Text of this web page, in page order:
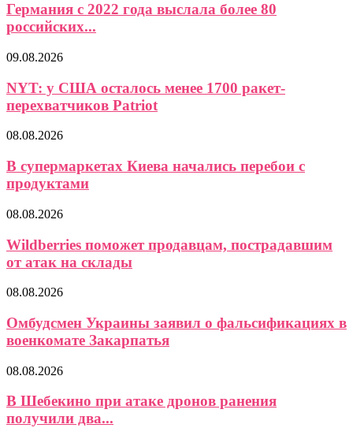
Германия с 2022 года выслала более 80
российских...
09.08.2026
NYT: у США осталось менее 1700 ракет-
перехватчиков Patriot
08.08.2026
В супермаркетах Киева начались перебои с
продуктами
08.08.2026
Wildberries поможет продавцам, пострадавшим
от атак на склады
08.08.2026
Омбудсмен Украины заявил о фальсификациях в
военкомате Закарпатья
08.08.2026
В Шебекино при атаке дронов ранения
получили два...